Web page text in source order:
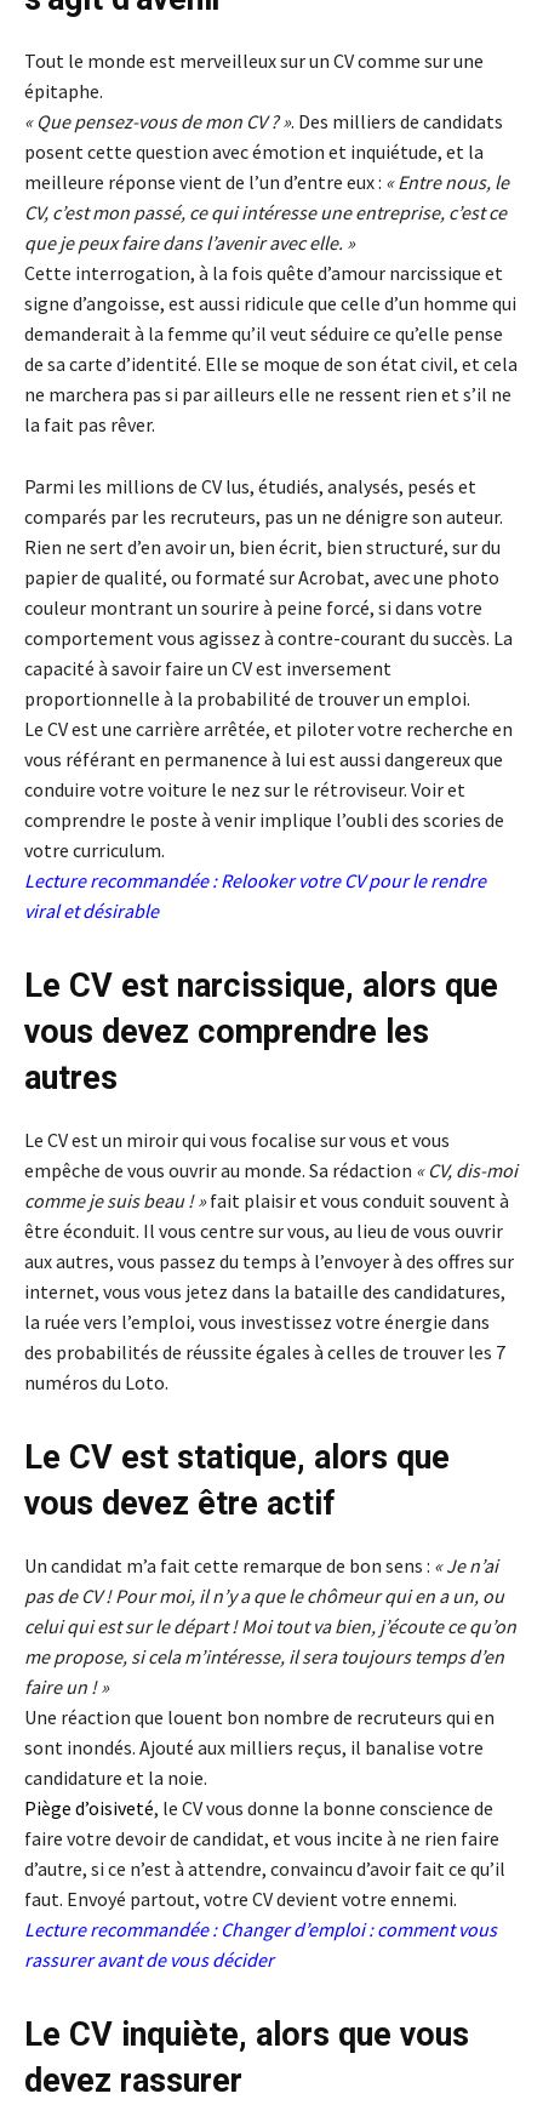
Tout le monde est merveilleux sur un CV comme sur une
épitaphe.
« Que pensez-vous de mon CV ? ». Des milliers de candidats
posent cette question avec émotion et inquiétude, et la
meilleure réponse vient de l’un d’entre eux : « Entre nous, le
CV, c’est mon passé, ce qui intéresse une entreprise, c’est ce
que je peux faire dans l’avenir avec elle. »
Cette interrogation, à la fois quête d’amour narcissique et
signe d’angoisse, est aussi ridicule que celle d’un homme qui
demanderait à la femme qu’il veut séduire ce qu’elle pense
de sa carte d’identité. Elle se moque de son état civil, et cela
ne marchera pas si par ailleurs elle ne ressent rien et s’il ne
la fait pas rêver.
Parmi les millions de CV lus, étudiés, analysés, pesés et
comparés par les recruteurs, pas un ne dénigre son auteur.
Rien ne sert d’en avoir un, bien écrit, bien structuré, sur du
papier de qualité, ou formaté sur Acrobat, avec une photo
couleur montrant un sourire à peine forcé, si dans votre
comportement vous agissez à contre-courant du succès. La
capacité à savoir faire un CV est inversement
proportionnelle à la probabilité de trouver un emploi.
Le CV est une carrière arrêtée, et piloter votre recherche en
vous référant en permanence à lui est aussi dangereux que
conduire votre voiture le nez sur le rétroviseur. Voir et
comprendre le poste à venir implique l’oubli des scories de
votre curriculum.
Lecture recommandée :Relooker votre CV pour le rendre
viral et désirable
Le CV est narcissique, alors que
vous devez comprendre les
autres
Le CV est un miroir qui vous focalise sur vous et vous
empêche de vous ouvrir au monde. Sa rédaction « CV, dis-moi
comme je suis beau ! »fait plaisir et vous conduit souvent à
être éconduit. Il vous centre sur vous, au lieu de vous ouvrir
aux autres, vous passez du temps à l’envoyer à des offres sur
internet, vous vous jetez dans la bataille des candidatures,
la ruée vers l’emploi, vous investissez votre énergie dans
des probabilités de réussite égales à celles de trouver les 7
numéros du Loto.
Le CV est statique, alors que
vous devez être actif
Un candidat m’a fait cette remarque de bon sens : « Je n’ai
pas de CV ! Pour moi, il n’y a que le chômeur qui en a un, ou
celui qui est sur le départ ! Moi tout va bien, j’écoute ce qu’on
me propose, si cela m’intéresse, il sera toujours temps d’en
faire un ! »
Une réaction que louent bon nombre de recruteurs qui en
sont inondés. Ajouté aux milliers reçus, il banalise votre
candidature et la noie.
Piège d’oisiveté, le CV vous donne la bonne conscience de
faire votre devoir de candidat, et vous incite à ne rien faire
d’autre, si ce n’est à attendre, convaincu d’avoir fait ce qu’il
faut. Envoyé partout, votre CV devient votre ennemi.
Lecture recommandée : Changer d’emploi : comment vous
rassurer avant de vous décider
Le CV inquiète, alors que vous
devez rassurer